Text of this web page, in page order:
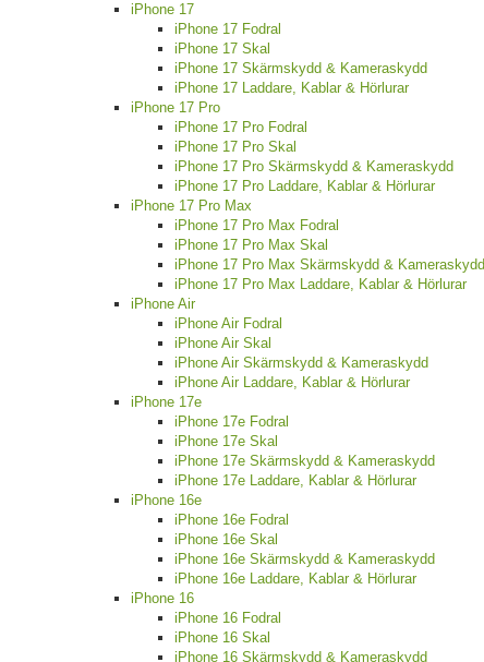
iPhone 17
iPhone 17 Fodral
iPhone 17 Skal
iPhone 17 Skärmskydd & Kameraskydd
iPhone 17 Laddare, Kablar & Hörlurar
iPhone 17 Pro
iPhone 17 Pro Fodral
iPhone 17 Pro Skal
iPhone 17 Pro Skärmskydd & Kameraskydd
iPhone 17 Pro Laddare, Kablar & Hörlurar
iPhone 17 Pro Max
iPhone 17 Pro Max Fodral
iPhone 17 Pro Max Skal
iPhone 17 Pro Max Skärmskydd & Kameraskydd
iPhone 17 Pro Max Laddare, Kablar & Hörlurar
iPhone Air
iPhone Air Fodral
iPhone Air Skal
iPhone Air Skärmskydd & Kameraskydd
iPhone Air Laddare, Kablar & Hörlurar
iPhone 17e
iPhone 17e Fodral
iPhone 17e Skal
iPhone 17e Skärmskydd & Kameraskydd
iPhone 17e Laddare, Kablar & Hörlurar
iPhone 16e
iPhone 16e Fodral
iPhone 16e Skal
iPhone 16e Skärmskydd & Kameraskydd
iPhone 16e Laddare, Kablar & Hörlurar
iPhone 16
iPhone 16 Fodral
iPhone 16 Skal
iPhone 16 Skärmskydd & Kameraskydd